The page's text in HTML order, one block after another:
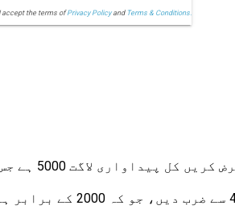
accept the terms ofPrivacy Policyand Terms & Conditions.
کل پیداواری لاگت 5000 ہے جس میں متغیر لاگت 500 تک ہے اور کمپنی کے ذریعہ تیار کردہ یونٹس کی تعداد چار ہے تو مقررہ لاگت کیا ہوگی؟